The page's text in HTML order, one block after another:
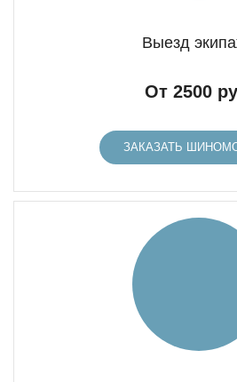
Выезд
От 2500
ЗАКАЗАТЬ